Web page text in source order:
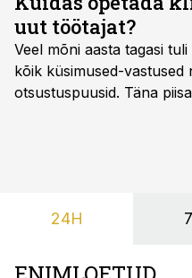
uut töötajat?
Veel mõni aasta tagasi
kõik küsimused-vastused
otsustuspuusid. Täna
24H